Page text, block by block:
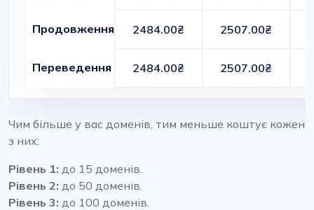
Продовження 2484.00₴ 2507.00₴
Переведення 2484.00₴ 2507.00₴
Чим більше у вас доменів, тим меньше коштує кожен
з них:
Рівень 1: до 15 доменів.
Рівень 2: до 50 доменів.
Рівень 3: до 100 доменів.